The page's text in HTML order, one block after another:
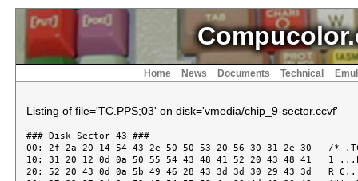
Home News Documents Technical
Listing of file='TC.PPS;03' on disk='vmedia/chip_9-sector.ccvf'
### Disk Sector 43 ###
00: 2f 2a 20 14 54 43 2e 50 50 53 20 56 30 31 2e 30   /* .TC.PPS V01.0
10: 31 20 12 0d 0a 50 55 54 43 48 41 52 20 43 48 41   1 ...PUTCHAR CHA
20: 52 20 43 0d 0a 5b 49 46 28 43 3d 3d 30 29 43 3d   R C..[IF(C==0)C=
30: 27 22 27 0d 0a 52 45 54 55 52 4e 20 4d 43 20 43   '"'..RETURN MC C
40: 2c 31 0d 0a 5d 0d 0a 47 45 54 43 48 41 52 0d 0a   ,1..]..GETCHAR..
50: 5b 52 45 54 55 52 4e 20 4d 43 20 32 0d 0a 5d 0d   [RETURN MC 2..].
60: 0a 43 48 52 44 59 0d 0a 5b 52 45 54 55 52 4e 20   .CHRDY..[RETURN
70: 4d 43 20 31 32 0d 0a 5d 0d 0a 47 53 20 43 48 41   MC 12..]..GS CHA
### Disk Sector 44 ###
00: 52 20 42 28 30 29 5b 0d 0a 49 4e 54 20 4c 0d 0a   R B(0)[..INT L..
10: 43 48 41 52 20 45 28 30 29 2c 43 3b 45 3d 33 33   CHAR E(0),C;E=33
20: 32 38 39 3b 45 28 30 29 3d 30 0d 0a 57 48 49 4c   289;E(0)=0..WHIL
30: 45 28 28 43 3d 42 28 4c 29 3d 4d 43 28 32 29 29   E((C=B(L)=MC(2))
40: 21 3d 31 33 29 5b 0d 0a 49 46 28 43 3d 3d 31 31   !=13)[..IF(C==11
50: 29 5b 0d 0a 4c 3d 30 0d 0a 4d 43 20 43 2c 31 0d   )[..L=0..MC C,1.
60: 0a 5d 0d 0a 45 4c 53 45 20 49 46 28 28 43 3d 3d   .]..ELSE IF((C==
70: 31 32 37 29 2b 28 43 3d 3d 32 36 29 29 5b 0d 0a   127)+(C==26))[..
### Disk Sector 45 ###
00: 49 46 28 4c 3e 30 29 5b 4c 3d 4c 2d 31 3b 4d 43   IF(L>0)[L=L-1;MC
10: 20 32 36 2c 31 3b 4d 43 20 27 20 27 2c 31 3b 4d    26,1;MC ' ',1;M
20: 43 20 32 36 2c 31 3b 5d 0d 0a 5d 0d 0a 45 4c 53   C 26,1;]..]..ELS
30: 45 5b 4c 3d 4c 2b 31 3b 4d 43 20 43 2c 31 3b 5d   E[L=L+1;MC C,1;]
40: 0d 0a 5d 0d 0a 42 28 4c 29 3d 30 0d 0a 45 28 30   ..]..B(L)=0..E(0
50: 29 3d 31 0d 0a 52 45 54 55 52 4e 20 4c 0d 0a 5d   )=1..RETURN L..]
60: 0d 0a 50 46 54 20 43 48 41 52 20 46 28 30 29 2c   ..PFT CHAR F(0),
70: 54 28 30 29 5b 0d 0a 4d 43 28 46 2c 54 2c 31 33   T(0)[..MC(F,T,13
### Disk Sector 46 ###
00: 29 0d 0a 5d 0d 0a 50 53 20 43 48 41 52 20 42 28   )..]..PS CHAR B(
10: 30 29 0d 0a 5b 49 4e 54 20 4c 0d 0a 43 48 41 52   0)..[INT L..CHAR
20: 20 43 0d 0a 4c 3d 2d 31 0d 0a 57 48 49 4c 45 28    C..L=-1..WHILE(
30: 28 43 3d 42 28 4c 3d 4c 2b 31 29 29 21 3d 30 29   (C=B(L=L+1))!=0)
40: 4d 43 20 43 2c 31 0d 0a 52 45 54 55 52 4e 20 4c   MC C,1..RETURN L
50: 0d 0a 5d 0d 0a 50 4c 20 43 48 41 52 20 42 28 30   ..]..PL CHAR B(0
60: 29 0d 0a 5b 50 53 20 42 0d 0a 4d 43 20 31 33 2c   )..[PS B..MC 13,
70: 31 3b 4d 43 20 31 30 2c 31 0d 0a 5d 0d 0a 41 4c   1;MC 10,1..]..AL
### Disk Sector 47 ###
00: 50 48 41 20 43 48 41 52 20 41 0d 0a 5b 0d 0a 49   PHA CHAR A..[..I
10: 46 28 28 41 3e 3d 27 61 27 29 2a 28 41 3c 3d 27   F((A>='a')*(A<='
20: 7a 27 29 29 52 45 54 55 52 4e 20 31 0d 0a 49 46   z'))RETURN 1..IF
30: 28 28 41 3e 3d 27 41 27 29 2a 28 41 3c 3d 27 5a   ((A>='A')*(A<='Z
40: 27 29 29 52 45 54 55 52 4e 20 31 0d 0a 5d 0d 0a   '))RETURN 1..]..
50: 4e 55 4d 20 43 48 41 52 20 42 28 35 29 0d 0a 49   NUM CHAR B(5)..I
60: 4e 54 20 56 28 30 29 0d 0a 5b 49 4e 54 20 4b 0d   NT V(0)..[INT K.
70: 0a 56 28 30 29 3d 30 0d 0a 57 48 49 4c 45 28 4b   .V(0)=0..WHILE(K
### Disk Sector 48 ###
00: 3c 35 29 0d 0a 5b 49 46 28 28 42 28 4b 29 3c 27   <5)..[IF((B(K)<'
10: 30 27 29 2b 28 42 28 4b 29 3e 27 39 27 29 29 52   0')+(B(K)>'9'))R
20: 45 54 55 52 4e 20 4b 0d 0a 56 28 30 29 3d 31 30   ETURN K..V(0)=10
30: 2a 56 28 30 29 2b 42 28 4b 29 2d 27 30 27 0d 0a   *V(0)+B(K)-'0'..
40: 4b 3d 4b 2b 31 0d 0a 5d 0d 0a 52 45 54 55 52 4e   K=K+1..]..RETURN
50: 20 4b 0d 0a 5d 0d 0a 41 54 4f 49 20 43 48 41 52    K..]..ATOI CHAR
60: 20 42 28 30 29 0d 0a 49 4e 54 20 56 28 30 29 0d    B(0)..INT V(0).
70: 0a 5b 49 4e 54 20 4b 2c 53 0d 0a 43 48 41 52 20   .[INT K,S..CHAR
### Disk Sector 49 ###
00: 43 0d 0a 53 3d 31 0d 0a 43 3d 42 28 30 29 0d 0a   C..S=1..C=B(0)..
10: 57 48 49 4c 45 28 28 43 3d 3d 27 20 27 29 2b 28   WHILE((C==' ')+(
20: 43 3d 3d 27 2d 27 29 2b 28 43 3d 3d 27 2b 27 29   C=='-')+(C=='+')
30: 29 0d 0a 5b 49 46 28 43 3d 3d 27 2d 27 29 53 3d   )..[IF(C=='-')S=
40: 2d 31 0d 0a 43 3d 42 28 4b 3d 4b 2b 31 29 0d 0a   -1..C=B(K=K+1)..
50: 5d 0d 0a 4b 3d 4b 2b 4e 55 4d 28 42 2b 4b 2c 56   ]..K=K+NUM(B+K,V
60: 29 0d 0a 56 28 30 29 3d 53 2a 56 28 30 29 0d 0a   )..V(0)=S*V(0)..
70: 52 45 54 55 52 4e 20 4b 0d 0a 5d 0d 0a 50 4e 20   RETURN K..]..PN
### Disk Sector 50 ###
00: 49 4e 54 20 4e 0d 0a 5b 0d 0a 4d 43 20 27 20 27   INT N..[..MC ' '
10: 2c 31 0d 0a 4d 43 20 4e 2c 31 34 0d 0a 5d 0d 0a   ,1..MC N,14..]..
20: 47 4e 0d 0a 5b 43 48 41 52 20 42 28 32 30 29 0d   GN..[CHAR B(20).
30: 0a 49 4e 54 20 56 28 30 29 0d 0a 57 48 49 4c 45   .INT V(0)..WHILE
40: 28 31 29 0d 0a 5b 47 53 20 42 0d 0a 49 46 28 41   (1)..[GS B..IF(A
50: 54 4f 49 20 42 2c 56 29 52 45 54 55 52 4e 20 56   TOI B,V)RETURN V
60: 28 30 29 0d 0a 50 53 22 13 4e 55 4d 42 45 52 20   (0)..PS".NUMBER
70: 52 45 51 55 49 52 45 44 20 12 22 0d 0a 5d 0d 0a   REQUIRED ."..]..
### Disk Sector 51 ###
00: 5d 0d 0a 43 45 51 4e 20 43 48 41 52 20 41 28 30   ]..CEQN CHAR A(0
10: 29 2c 42 28 30 29 0d 0a 49 4e 54 20 4e 0d 0a 5b   ),B(0)..INT N..[
20: 49 4e 54 20 4b 0d 0a 4b 3d 2d 31 0d 0a 57 48 49   INT K..K=-1..WHI
30: 4c 45 28 28 4b 3d 4b 2b 31 29 3c 4e 29 49 46 28   LE((K=K+1)<N)IF(
40: 41 28 4b 29 21 3d 42 28 4b 29 29 52 45 54 55 52   A(K)!=B(K))RETUR
50: 4e 20 30 0d 0a 52 45 54 55 52 4e 20 31 0d 0a 5d   N 0..RETURN 1..]
60: 0d 0a 49 4e 44 45 58 20 43 48 41 52 20 49 28 30   ..INDEX CHAR I(0
70: 29 0d 0a 49 4e 54 20 4c 0d 0a 43 48 41 52 20 46   )..INT L..CHAR F
### Disk Sector 52 ###
00: 28 30 29 0d 0a 49 4e 54 20 4e 0d 0a 5b 0d 0a 49   (0)..INT N..[..I
10: 46 28 4e 3c 3d 30 29 52 45 54 55 52 4e 20 31 0d   F(N<=0)RETURN 1.
20: 0a 49 46 28 4c 3c 3d 30 29 52 45 54 55 52 4e 20   .IF(L<=0)RETURN
30: 30 0d 0a 49 4e 54 20 41 2c 44 28 30 29 0d 0a 57   0..INT A,D(0)..W
40: 48 49 4c 45 28 41 2b 4e 3c 3d 4c 29 5b 0d 0a 44   HILE(A+N<=L)[..D
50: 28 30 29 3d 31 0d 0a 41 3d 41 2b 31 2b 53 43 41   (0)=1..A=A+1+SCA
60: 4e 4e 28 49 2b 41 2c 49 2b 4c 2d 4e 2c 46 28 30   NN(I+A,I+L-N,F(0
70: 29 2c 44 29 0d 0a 49 46 28 44 28 30 29 29 52 45   ),D)..IF(D(0))RE
### Disk Sector 53 ###
00: 54 55 52 4e 20 30 0d 0a 49 46 28 43 45 51 4e 28   TURN 0..IF(CEQN(
10: 49 2b 41 2c 46 2b 31 2c 4e 2d 31 29 29 52 45 54   I+A,F+1,N-1))RET
20: 55 52 4e 20 41 0d 0a 5d 0d 0a 5d 0d 0a 4d 4f 56   URN A..]..]..MOV
30: 45 20 43 48 41 52 20 41 28 30 29 2c 42 28 30 29   E CHAR A(0),B(0)
40: 0d 0a 5b 49 4e 54 20 4b 0d 0a 49 4e 54 20 4c 28   ..[INT K..INT L(
50: 30 29 0d 0a 4c 28 30 29 3d 31 0d 0a 4b 3d 53 43   0)..L(0)=1..K=SC
60: 41 4e 4e 28 41 2c 36 35 35 33 35 2c 30 2c 4c 29   ANN(A,65535,0,L)
70: 0d 0a 4d 4f 56 45 42 4c 28 41 2c 41 2b 4b 2c 42   ..MOVEBL(A,A+K,B
### Disk Sector 54 ###
00: 2d 41 29 0d 0a 52 45 54 55 52 4e 20 4b 0d 0a 5d   -A)..RETURN K..]
10: 0d 0a 47 43 0d 0a 5b 43 48 41 52 20 46 0d 0a 46   ..GC..[CHAR F..F
20: 3d 4d 43 20 32 0d 0a 57 48 49 4c 45 28 4d 43 28   =MC 2..WHILE(MC(
30: 32 29 21 3d 31 33 29 5b 5d 0d 0a 52 45 54 55 52   2)!=13)[]..RETUR
40: 4e 20 46 0d 0a 5d 0d 0a 4d 4f 56 45 42 4c 20 43   N F..]..MOVEBL C
50: 48 41 52 20 41 28 30 29 2c 42 28 30 29 3b 49 4e   HAR A(0),B(0);IN
60: 54 20 4e 0d 0a 5b 4d 43 28 41 2c 42 2c 4e 2c 37   T N..[MC(A,B,N,7
70: 29 5d 0d 0a 43 4f 55 4e 54 43 48 20 43 48 41 52   )]..COUNTCH CHAR
### Disk Sector 55 ###
00: 20 41 28 30 29 2c 42 28 30 29 2c 43 0d 0a 5b 52    A(0),B(0),C..[R
10: 45 54 55 52 4e 20 4d 43 28 41 2c 42 2c 43 2c 38   ETURN MC(A,B,C,8
20: 29 5d 0d 0a 53 43 41 4e 4e 20 43 48 41 52 20 41   )]..SCANN CHAR A
30: 28 30 29 2c 42 28 30 29 2c 43 3b 49 4e 54 20 4e   (0),B(0),C;INT N
40: 28 30 29 0d 0a 5b 52 45 54 55 52 4e 20 4d 43 28   (0)..[RETURN MC(
50: 41 2c 42 2c 43 2c 4e 2c 39 29 5d 0d 0a 46 49 4c   A,B,C,N,9)]..FIL
60: 45 4e 41 4d 45 20 43 48 41 52 20 46 49 4e 28 30   ENAME CHAR FIN(0
70: 29 2c 46 4f 55 54 28 30 29 5b 0d 0a 49 4e 54 20   ),FOUT(0)[..INT
### Disk Sector 56 ###
00: 4a 28 30 29 2c 58 44 2c 58 50 2c 58 56 2c 58 45   J(0),XD,XP,XV,XE
10: 0d 0a 4a 28 30 29 3d 31 3b 58 45 3d 53 43 41 4e   ..J(0)=1;XE=SCAN
20: 4e 28 46 49 4e 2c 46 49 4e 2b 33 32 2c 30 2c 4a   N(FIN,FIN+32,0,J
30: 29 0d 0a 4a 28 30 29 3d 31 3b 58 56 3d 53 43 41   )..J(0)=1;XV=SCA
40: 4e 4e 28 46 49 4e 2c 46 49 4e 2b 58 45 2c 27 3b   NN(FIN,FIN+XE,';
50: 27 2c 4a 29 0d 0a 4a 28 30 29 3d 31 3b 58 50 3d   ',J)..J(0)=1;XP=
60: 53 43 41 4e 4e 28 46 49 4e 2c 46 49 4e 2b 58 56   SCANN(FIN,FIN+XV
70: 2c 27 2e 27 2c 4a 29 0d 0a 4a 28 30 29 3d 31 3b   ,'.',J)..J(0)=1;
### Disk Sector 57 ###
00: 58 44 3d 53 43 41 4e 4e 28 46 49 4e 2c 46 49 4e   XD=SCANN(FIN,FIN
10: 2b 58 50 2c 27 3a 27 2c 4a 29 0d 0a 49 46 28 4a   +XP,':',J)..IF(J
20: 28 30 29 29 58 44 3d 2d 31 0d 0a 49 46 28 58 44   (0))XD=-1..IF(XD
30: 2b 37 3c 58 50 29 5b 4d 4f 56 45 4e 28 46 49 4e   +7<XP)[MOVEN(FIN
40: 2c 46 4f 55 54 2c 58 44 2b 37 29 3b 46 4f 55 54   ,FOUT,XD+7);FOUT
50: 3d 46 4f 55 54 2b 58 44 2b 37 5d 0d 0a 45 4c 53   =FOUT+XD+7]..ELS
60: 45 5b 4d 4f 56 45 4e 28 46 49 4e 2c 46 4f 55 54   E[MOVEN(FIN,FOUT
70: 2c 58 50 29 3b 46 4f 55 54 3d 46 4f 55 54 2b 58   ,XP);FOUT=FOUT+X
### Disk Sector 58 ###
00: 50 5d 0d 0a 49 46 28 58 50 3d 3d 58 56 29 5b 4d   P]..IF(XP==XV)[M
10: 4f 56 45 4e 28 22 2e 43 22 2c 46 4f 55 54 2c 32   OVEN(".C",FOUT,2
20: 29 3b 46 4f 55 54 3d 46 4f 55 54 2b 32 5d 0d 0a   );FOUT=FOUT+2]..
30: 45 4c 53 45 49 46 28 58 50 2b 34 3c 58 56 29 5b   ELSEIF(XP+4<XV)[
40: 4d 4f 56 45 4e 28 46 49 4e 2b 58 50 2c 46 4f 55   MOVEN(FIN+XP,FOU
50: 54 2c 34 29 3b 46 4f 55 54 3d 46 4f 55 54 2b 34   T,4);FOUT=FOUT+4
60: 5d 0d 0a 45 4c 53 45 5b 4d 4f 56 45 4e 28 46 49   ]..ELSE[MOVEN(FI
70: 4e 2b 58 50 2c 46 4f 55 54 2c 58 56 2d 58 50 29   N+XP,FOUT,XV-XP)
### Disk Sector 59 ###
00: 3b 46 4f 55 54 3d 46 4f 55 54 2b 58 56 2d 58 50   ;FOUT=FOUT+XV-XP
10: 5d 0d 0a 4d 4f 56 45 4e 28 46 49 4e 2b 58 56 2c   ]..MOVEN(FIN+XV,
20: 46 4f 55 54 2c 58 45 2d 58 56 2b 31 29 0d 0a 52   FOUT,XE-XV+1)..R
30: 45 54 55 52 4e 20 30 0d 0a 5d 0d 0a 4d 4f 56 45   ETURN 0..]..MOVE
40: 4e 20 43 48 41 52 20 46 28 30 29 2c 54 28 30 29   N CHAR F(0),T(0)
50: 0d 0a 49 4e 54 20 4e 5b 0d 0a 49 46 28 4e 29 4d   ..INT N[..IF(N)M
60: 4f 56 45 42 4c 28 46 2c 46 2b 4e 2d 31 2c 54 2d   OVEBL(F,F+N-1,T-
70: 46 29 0d 0a 5d 0d 0a 52 45